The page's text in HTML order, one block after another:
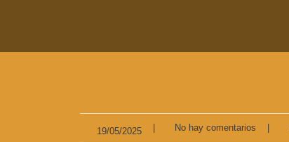
19/05/2025 No hay comentarios